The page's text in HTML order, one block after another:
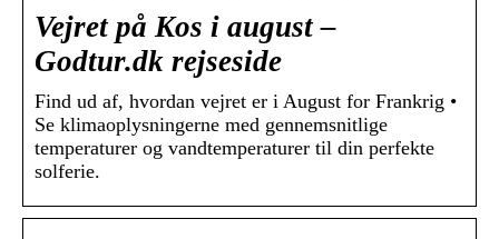
Vejret på Kos i august –
Godtur.dk rejseside
Find ud af, hvordan vejret er i August for Frankrig •
Se klimaoplysningerne med gennemsnitlige
temperaturer og vandtemperaturer til din perfekte
solferie.